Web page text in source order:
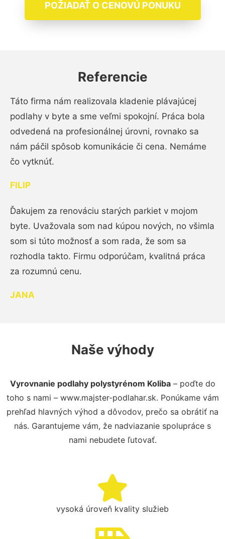
POŽIADAŤ O CENOVÚ PONUKU
Referencie
Táto firma nám realizovala kladenie plávajúcej
podlahy v byte a sme veľmi spokojní. Práca bola
odvedená na profesionálnej úrovni, rovnako sa
nám páčil spôsob komunikácie či cena. Nemáme
čo vytknúť.
FILIP
Ďakujem za renováciu starých parkiet v mojom
byte. Uvažovala som nad kúpou nových, no všimla
som si túto možnosť a som rada, že som sa
rozhodla takto. Firmu odporúčam, kvalitná práca
za rozumnú cenu.
JANA
Naše výhody
Vyrovnanie podlahy polystyrénom Koliba– poďte do
toho s nami – www.majster-podlahar.sk. Ponúkame vám
prehľad hlavných výhod a dôvodov, prečo sa obrátiť na
nás. Garantujeme vám, že nadviazanie spolupráce s
nami nebudete ľutovať.
vysoká úroveň kvality služieb